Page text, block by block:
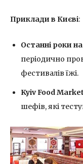
Приклади в Києві:
Останні роки
періодично
фестивалів їжі.
Kyiv Food Market
шефів, які